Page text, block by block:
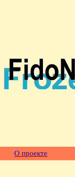
О проекте